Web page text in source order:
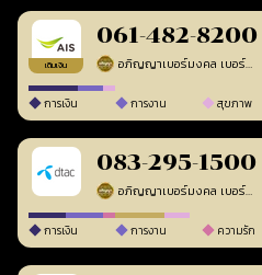
เติมเงิน
061-482-8200
อภิญญาเบอร์มงคล เบอร์สวยเลขศาสตร์
การเงิน การงาน สุขภาพ
083-295-1500
อภิญญาเบอร์มงคล เบอร์สวยเลขศาสตร์
การเงิน การงาน ความรัก